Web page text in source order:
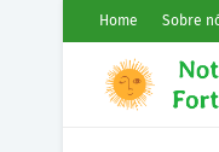
Home Sobre